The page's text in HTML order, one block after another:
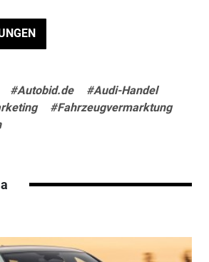
#Autobid.de
#Audi-Handel
#Fahrzeugvermarktung